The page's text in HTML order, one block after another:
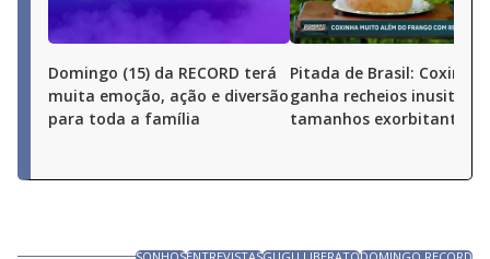
Domingo (15) da RECORD terá
muita emoção, ação e diversão
para toda a família
Pitada de Brasil: Coxinha
ganha recheios
tamanhos exorbitantes